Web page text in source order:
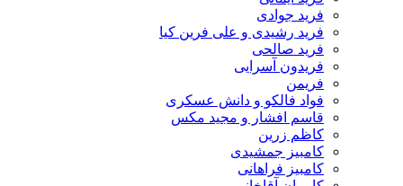
فرید جوادی
فرید رشیدی و علی فرین کیا
فرید صالحی
فریدون آسرایی
فریمن
فواد فالکو و دانش عسکری
قاسم افشار و مجید مکس
کاظم زرین
کامبیز جمشیدی
کامبیز فراهانی